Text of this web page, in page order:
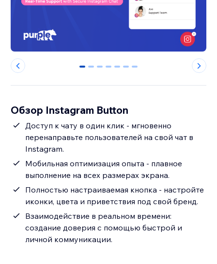
0 1 2 3 4 5 6
Обзор Instagram Button
Доступ к чату в один клик - мгновенно
перенаправьте пользователей на свой чат в
Instagram.
Мобильная оптимизация опыта - плавное
выполнение на всех размерах экрана.
Полностью настраиваемая кнопка - настройте
иконки, цвета и приветствия под свой бренд.
Взаимодействие в реальном времени:
создание доверия с помощью быстрой и
личной коммуникации.